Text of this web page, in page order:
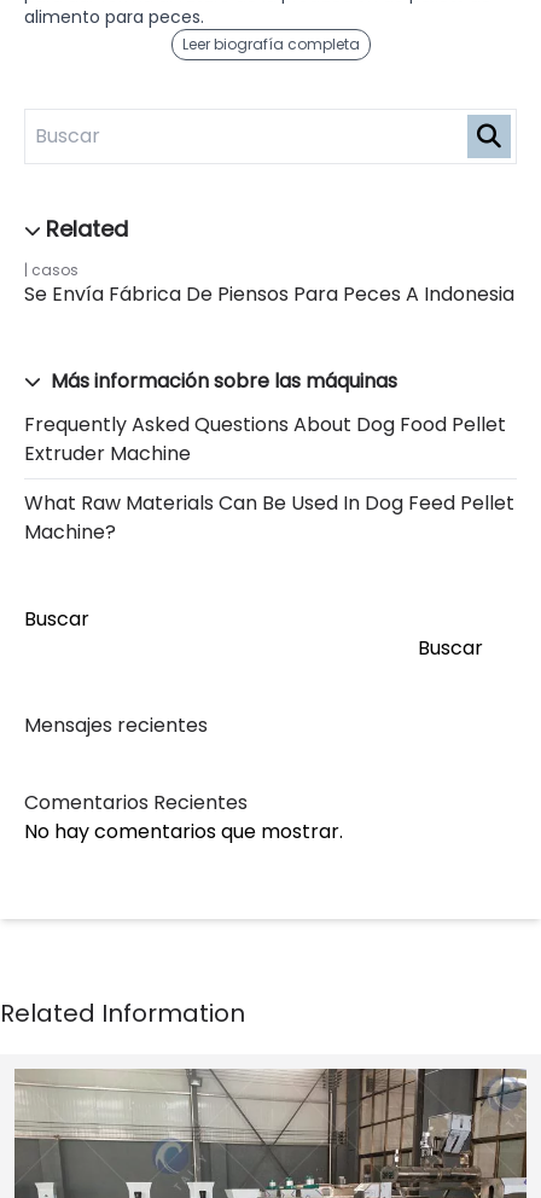
alimento para peces.
Leer biografía completa
casos
Se Envía Fábrica De Piensos Para Peces A Indonesia
Más información sobre las máquinas
Frequently Asked Questions About Dog Food Pellet
Extruder Machine
What Raw Materials Can Be Used In Dog Feed Pellet
Machine?
Buscar
Buscar
Mensajes recientes
Comentarios Recientes
No hay comentarios que mostrar.